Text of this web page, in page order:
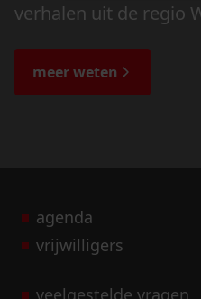
verhalen uit de regio
de bijzondere verhalen.
meer weten
agenda
vrijwilligers